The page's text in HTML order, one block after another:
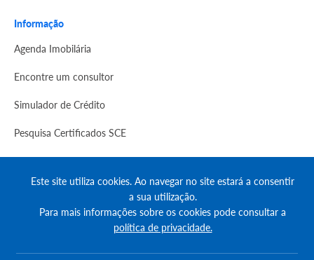
Informação
Agenda Imobilária
Encontre um consultor
Simulador de Crédito
Pesquisa Certificados SCE
© Copyright 2023 | CASACERTA. All rights reserved
Este site utiliza cookies. Ao navegar no site estará a consentir
a sua utilização.
Para mais informações sobre os cookies pode consultar a
política de privacidade.